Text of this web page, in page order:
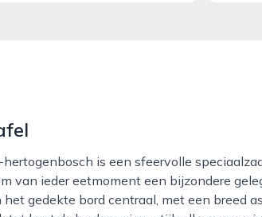
van ieder eetmoment een bijzondere
gedekte bord centraal, met een breed